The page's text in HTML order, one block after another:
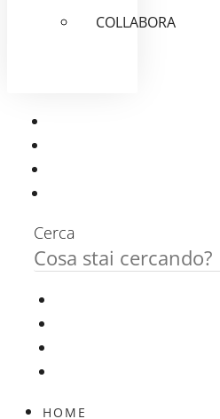
COLLABORA
Cerca
HOME